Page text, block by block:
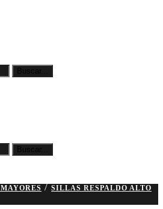
Buscar...
Buscar...
/SILLAS RESPALDO ALTO